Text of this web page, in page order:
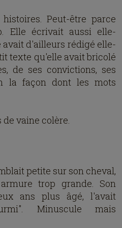
Peut-être parce
Elle écrivait aussi elle-
avait d'ailleurs rédigé elle-
texte qu'elle avait bricolé
de ses convictions, ses
la façon dont les mots
de vaine colère.
petite sur son cheval,
trop grande. Son
ans plus âgé, l'avait
Minuscule mais